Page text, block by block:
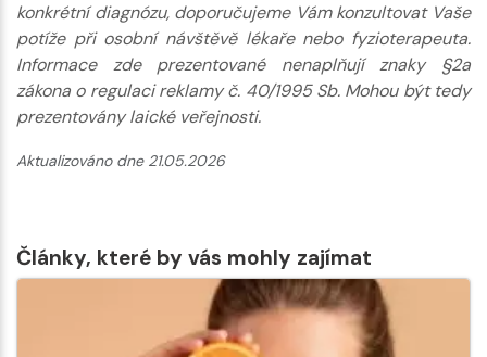
konkrétní diagnózu, doporučujeme Vám konzultovat Vaše
potíže při osobní návštěvě lékaře nebo fyzioterapeuta.
Informace zde prezentované nenaplňují znaky §2a
zákona o regulaci reklamy č. 40/1995 Sb. Mohou být tedy
prezentovány laické veřejnosti.
Aktualizováno dne 21.05.2026
Články, které by vás mohly zajímat